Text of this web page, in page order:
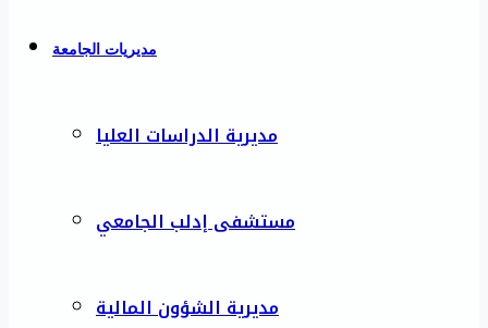
مديريات الجامعة
مديرية الدراسات العليا
مستشفى إدلب الجامعي
مديرية الشؤون المالية